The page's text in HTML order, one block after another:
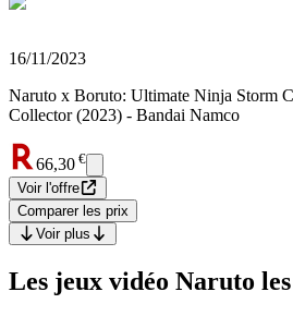
16/11/2023
Naruto x Boruto: Ultimate Ninja Storm
Collector (2023) - Bandai Namco
66,30 €
Voir l'offre
Comparer les prix
Voir plus
Les jeux vidéo Naruto